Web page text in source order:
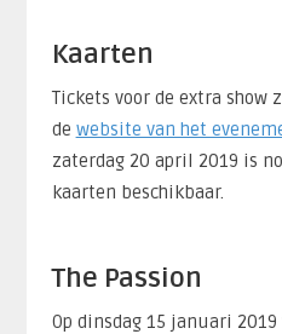
Kaarten
Tickets voor de extra show
de website van het
zaterdag 20 april 2019 is
kaarten beschikbaar.
The Passion
Op dinsdag 15 januari 2019